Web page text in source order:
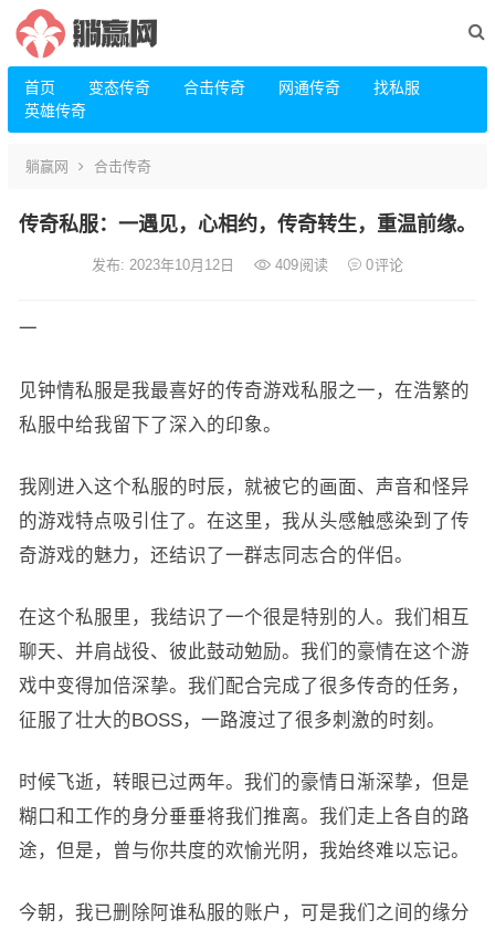
首页 变态传奇 合击传奇 网通传奇
找私服
英雄传奇
躺赢网 合击传奇
传奇私服：一遇见，心相约，传奇转生，重温前缘。
发布: 2023年10月12日 409阅读 0评论
一
见钟情私服是我最喜好的传奇游戏私服之一，在浩繁的
私服中给我留下了深入的印象。
我刚进入这个私服的时辰，就被它的画面、声音和怪异
的游戏特点吸引住了。在这里，我从头感触感染到了传
奇游戏的魅力，还结识了一群志同志合的伴侣。
在这个私服里，我结识了一个很是特别的人。我们相互
聊天、并肩战役、彼此鼓动勉励。我们的豪情在这个游
戏中变得加倍深挚。我们配合完成了很多传奇的任务，
征服了壮大的BOSS，一路渡过了很多刺激的时刻。
时候飞逝，转眼已过两年。我们的豪情日渐深挚，但是
糊口和工作的身分垂垂将我们推离。我们走上各自的路
途，但是，曾与你共度的欢愉光阴，我始终难以忘记。
今朝，我已删除阿谁私服的账户，可是我们之间的缘分